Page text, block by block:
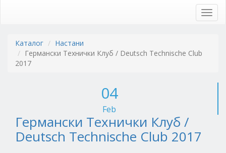
Каталог
Настани
Германски Технички Клуб / Deutsch Technische Club
2017
04
Feb
Германски Технички Клуб /
Deutsch Technische Club 2017